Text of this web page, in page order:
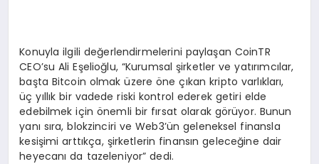
Konuyla ilgili değerlendirmelerini paylaşan CoinTR
CEO’su Ali Eşelioğlu, “Kurumsal şirketler ve yatırımcılar,
başta Bitcoin olmak üzere öne çıkan kripto varlıkları,
üç yıllık bir vadede riski kontrol ederek getiri elde
edebilmek için önemli bir fırsat olarak görüyor. Bunun
yanı sıra, blokzinciri ve Web3’ün geleneksel finansla
kesişimi arttıkça, şirketlerin finansın geleceğine dair
heyecanı da tazeleniyor” dedi.